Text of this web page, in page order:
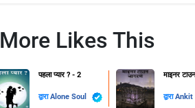
More Likes This
पहला प्यार ? - 2
द्वाराAlone Soul
माइनर
द्वाराAnkit